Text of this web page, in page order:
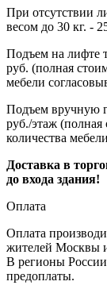
При отсутствии
весом до 30 кг. -
Подъем на лифте
руб. (полная
мебели
Подъем вручную
руб./этаж (полная
количества
Доставка в
до входа здания!
Оплата
Оплата
жителей Москвы
В регионы России
предоплаты.